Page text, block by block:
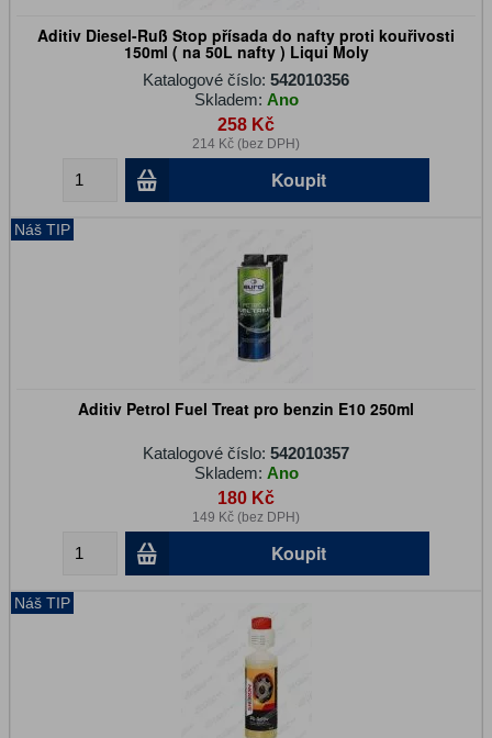
Aditiv Diesel-Ruß Stop přísada do nafty proti kouřivosti
150ml ( na 50L nafty ) Liqui Moly
Katalogové číslo: 542010356
Skladem: Ano
258 Kč
214 Kč (bez DPH)
Koupit
Náš TIP
Aditiv Petrol Fuel Treat pro benzin E10 250ml
Katalogové číslo: 542010357
Skladem: Ano
180 Kč
149 Kč (bez DPH)
Koupit
Náš TIP